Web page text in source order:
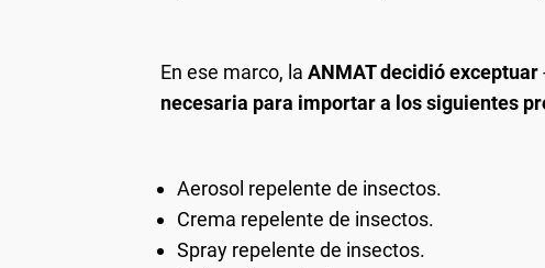
En ese marco, la ANMAT decidió exceptuar
necesaria para importar a los siguientes
Aerosol repelente de insectos.
Crema repelente de insectos.
Spray repelente de insectos.